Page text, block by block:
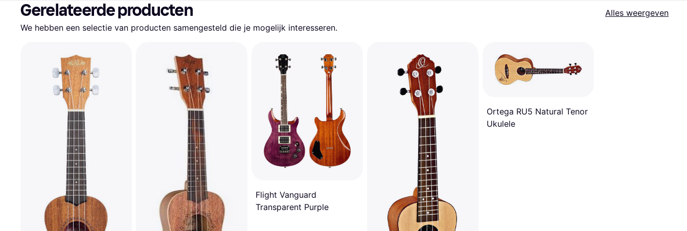
Gerelateerde producten
Alles weergeven
We hebben een selectie van producten samengesteld die je mogelijk interesseren.
Flight Vanguard
Transparent Purple
Ortega RU5 Natural Tenor
Ukulele